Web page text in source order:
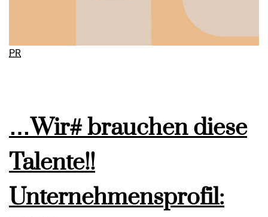
PR
…Wir# brauchen diese
Talente!!
Unternehmensprofil: